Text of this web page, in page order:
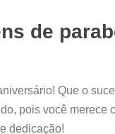
de
Que o
pois você merece
dedicação!